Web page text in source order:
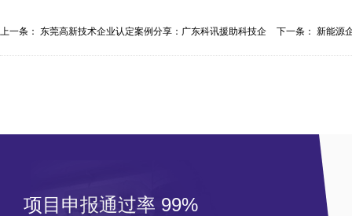
上一条： 东莞高新技术企业认定案例分享：广东科讯援助科技企
下一条： 新能源
项目申报通过率 99%